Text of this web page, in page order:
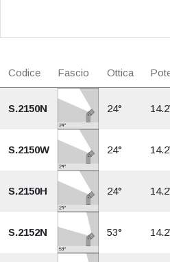
Codice Fascio Ottica
S.2150N 24°
S.2150W 24°
S.2150H 24°
S.2152N 53°